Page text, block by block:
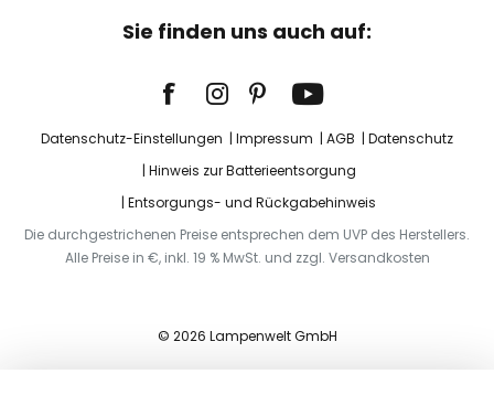
Sie finden uns auch auf:
Datenschutz-Einstellungen Impressum AGB
Datenschutz
Hinweis zur Batterieentsorgung
Entsorgungs- und Rückgabehinweis
Die durchgestrichenen Preise entsprechen dem UVP des Herstellers.
Alle Preise in €, inkl. 19 % MwSt. und zzgl. Versandkosten
© 2026 Lampenwelt GmbH